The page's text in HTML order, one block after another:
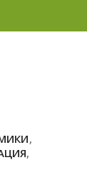
,
,